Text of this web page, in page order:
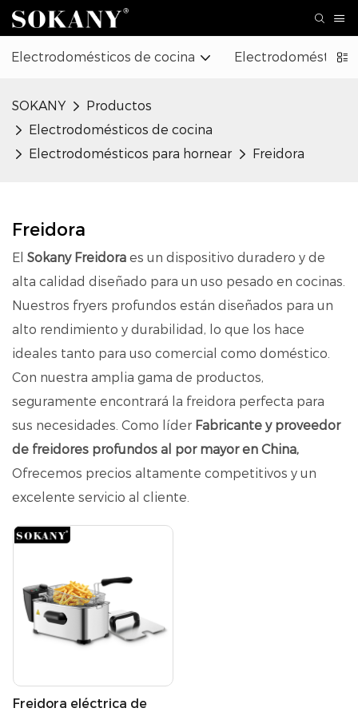
Electrodomésticos de cocina Electrodomésticos
SOKANY
Productos
Electrodomésticos de cocina
Electrodomésticos para hornear
Freidora
Freidora
El Sokany Freidora es un dispositivo duradero y de
alta calidad diseñado para un uso pesado en cocinas.
Nuestros fryers profundos están diseñados para un
alto rendimiento y durabilidad, lo que los hace
ideales tanto para uso comercial como doméstico.
Con nuestra amplia gama de productos,
seguramente encontrará la freidora perfecta para
sus necesidades. Como líder Fabricante y proveedor
de freidores profundos al por mayor en China,
Ofrecemos precios altamente competitivos y un
excelente servicio al cliente.
Freidora eléctrica de